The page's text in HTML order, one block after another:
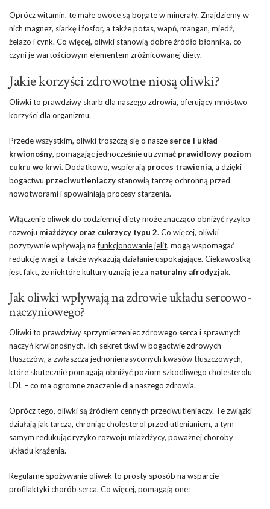
Oprócz witamin, te małe owoce są bogate w minerały. Znajdziemy w
nich magnez, siarkę i fosfor, a także potas, wapń, mangan, miedź,
żelazo i cynk. Co więcej, oliwki stanowią dobre źródło błonnika, co
czyni je wartościowym elementem zróżnicowanej diety.
Jakie korzyści zdrowotne niosą oliwki?
Oliwki to prawdziwy skarb dla naszego zdrowia, oferujący mnóstwo
korzyści dla organizmu.
Przede wszystkim, oliwki troszczą się o nasze serce i układ
krwionośny, pomagając jednocześnie utrzymać prawidłowy poziom
cukru we krwi. Dodatkowo, wspierają proces trawienia, a dzięki
bogactwu przeciwutleniaczy stanowią tarczę ochronną przed
nowotworami i spowalniają procesy starzenia.
Włączenie oliwek do codziennej diety może znacząco obniżyć ryzyko
rozwoju miażdżycy oraz cukrzycy typu 2. Co więcej, oliwki
pozytywnie wpływają nafunkcjonowanie jelit, mogą wspomagać
redukcję wagi, a także wykazują działanie uspokajające. Ciekawostką
jest fakt, że niektóre kultury uznają je za naturalny afrodyzjak.
Jak oliwki wpływają na zdrowie układu sercowo-
naczyniowego?
Oliwki to prawdziwy sprzymierzeniec zdrowego serca i sprawnych
naczyń krwionośnych. Ich sekret tkwi w bogactwie zdrowych
tłuszczów, a zwłaszcza jednonienasyconych kwasów tłuszczowych,
które skutecznie pomagają obniżyć poziom szkodliwego cholesterolu
LDL – co ma ogromne znaczenie dla naszego zdrowia.
Oprócz tego, oliwki są źródłem cennych przeciwutleniaczy. Te związki
działają jak tarcza, chroniąc cholesterol przed utlenianiem, a tym
samym redukując ryzyko rozwoju miażdżycy, poważnej choroby
układu krążenia.
Regularne spożywanie oliwek to prosty sposób na wsparcie
profilaktyki chorób serca. Co więcej, pomagają one: